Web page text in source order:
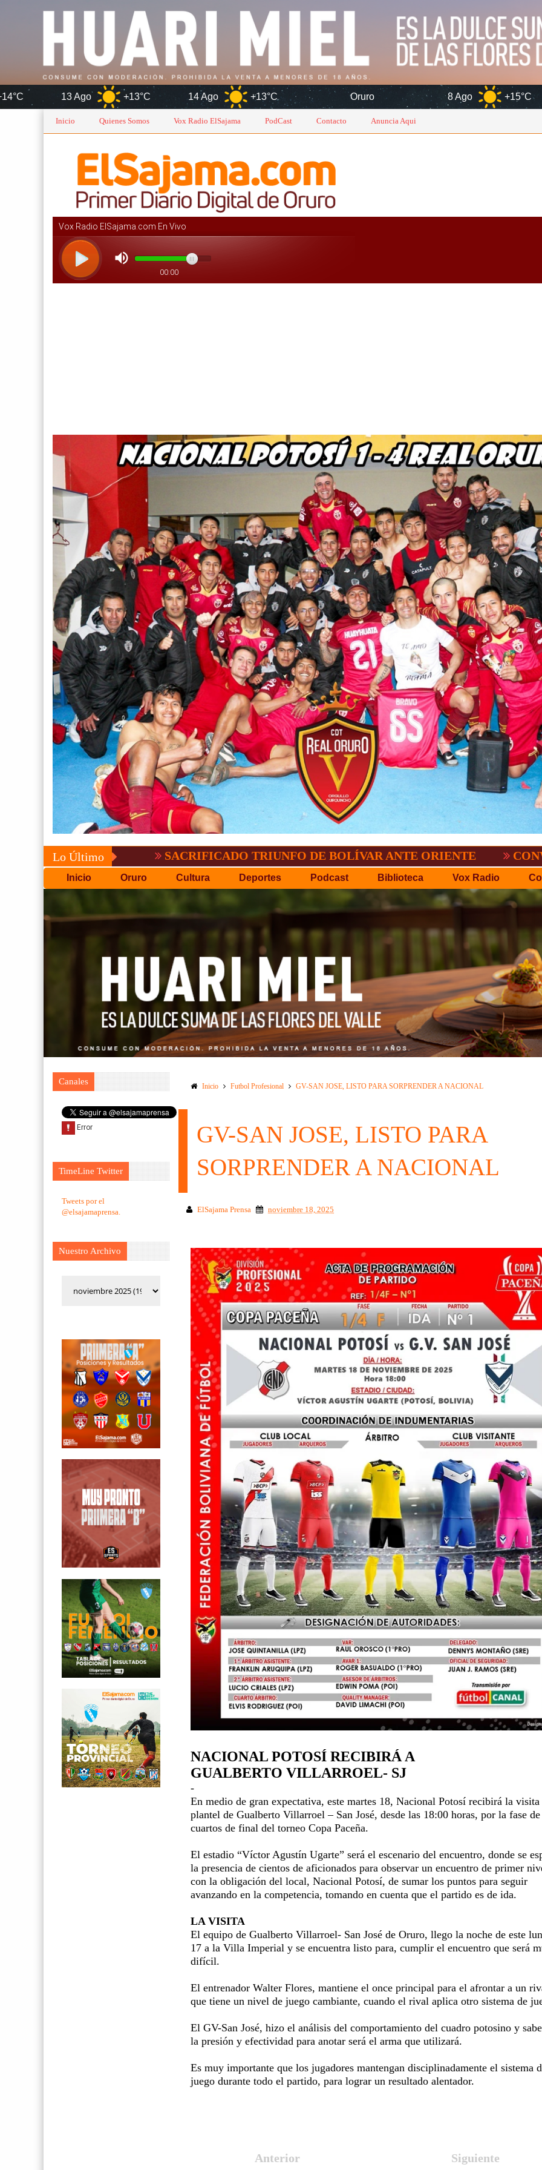
Ago +13°C 14 Ago +13°C Oruro 8 Ago +15°C 9 Ago
Inicio Quienes Somos Vox Radio ElSajama PodCast Contacto Anuncia Aqui
Lo Último SACRIFICADO TRIUNFO DE BOLÍVAR ANTE ORIENTE
Inicio Oruro Cultura Deportes Podcast Biblioteca Vox Radio
Canales
TimeLine Twitter
Tweets por el
@elsajamaprensa.
Nuestro Archivo
Inicio Futbol Profesional GV-SAN JOSE, LISTO PARA SORPRENDER A NACIONAL
GV-SAN JOSE, LISTO PARA
SORPRENDER A NACIONAL
ElSajama Prensa noviembre 18, 2025
NACIONAL POTOSÍ RECIBIRÁ A
GUALBERTO VILLARROEL- SJ
-
En medio de gran expectativa, este martes 18, Nacional Potosí recibirá la visita
plantel de Gualberto Villarroel – San José, desde las 18:00 horas, por la fase
cuartos de final del torneo Copa Paceña.
El estadio “Víctor Agustín Ugarte” será el escenario del encuentro, donde se
la presencia de cientos de aficionados para observar un encuentro de primer
con la obligación del local, Nacional Potosí, de sumar los puntos para seguir
avanzando en la competencia, tomando en cuenta que el partido es de ida.
LA VISITA
El equipo de Gualberto Villarroel- San José de Oruro, llego la noche de este
17 a la Villa Imperial y se encuentra listo para, cumplir el encuentro que será
difícil.
El entrenador Walter Flores, mantiene el once principal para el afrontar a un
que tiene un nivel de juego cambiante, cuando el rival aplica otro sistema de
El GV-San José, hizo el análisis del comportamiento del cuadro potosino y
la presión y efectividad para anotar será el arma que utilizará.
Es muy importante que los jugadores mantengan disciplinadamente el sistema
juego durante todo el partido, para lograr un resultado alentador.
Siguiente
Anterior